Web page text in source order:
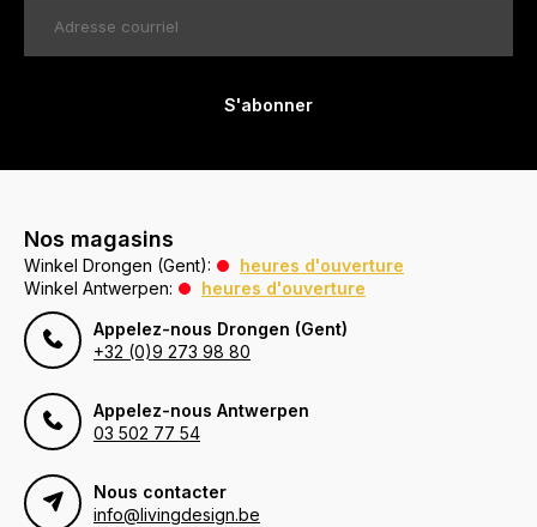
S'abonner
Nos magasins
Winkel Drongen (Gent):
heures d'ouverture
Winkel Antwerpen:
heures d'ouverture
Appelez-nous Drongen (Gent)
+32 (0)9 273 98 80
Appelez-nous Antwerpen
03 502 77 54
Nous contacter
info@livingdesign.be